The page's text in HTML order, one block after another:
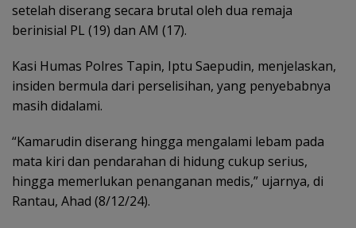
setelah diserang secara brutal oleh dua remaja
berinisial PL (19) dan AM (17).
Kasi Humas Polres Tapin, Iptu Saepudin, menjelaskan,
insiden bermula dari perselisihan, yang penyebabnya
masih didalami.
“Kamarudin diserang hingga mengalami lebam pada
mata kiri dan pendarahan di hidung cukup serius,
hingga memerlukan penanganan medis,” ujarnya, di
Rantau, Ahad (8/12/24).